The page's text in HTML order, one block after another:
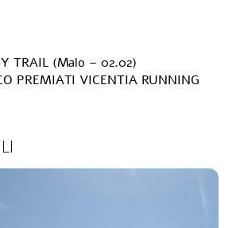
TRAIL (Malo – 02.02)
PREMIATI VICENTIA RUNNING